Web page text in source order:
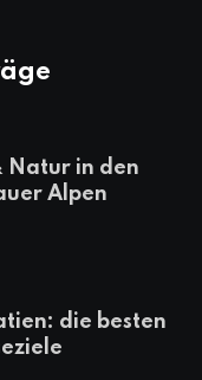
Natur in den
Alpen
die besten